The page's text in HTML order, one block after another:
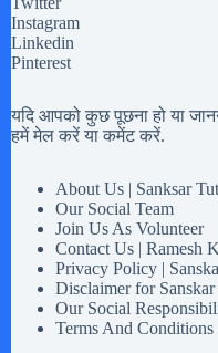
Instagram
Linkedin
Pinterest
यदि आपको कुछ पूछना हो या
हमें मेल करें या कमेंट करें.
About Us | Sanksar
Our Social Team
Join Us As Volunteer
Contact Us | Ramesh
Privacy Policy |
Disclaimer for
Our Social
Terms And Conditions